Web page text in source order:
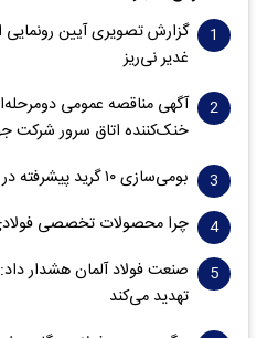
گزارش تصویری آیین رونمایی
غدیر نی‌ریز
خنک‌کننده اتاق سرور شرکت
بومی‌سازی ۱۰ گرید پیشرفته در فولاد مبارکه
چرا محصولات تخصصی
صنعت فولاد آلمان هشدار
تهدید می‌کند